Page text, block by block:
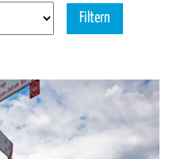
Filtern